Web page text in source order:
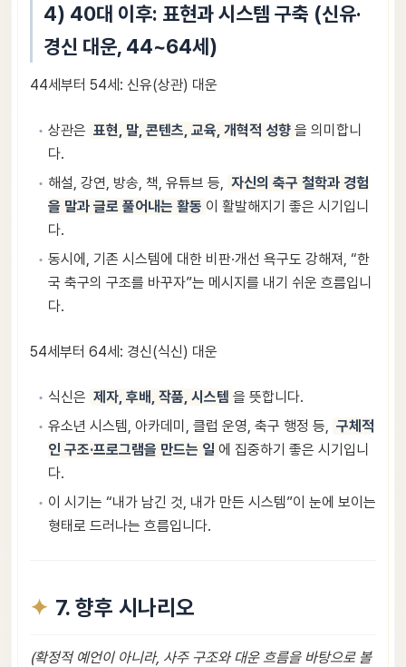
4) 40대 이후: 표현과 시스템 구축 (신유·
경신 대운, 44~64세)
44세부터 54세: 신유(상관) 대운
상관은 표현, 말, 콘텐츠, 교육, 개혁적 성향 을 의미합니
다.
해설, 강연, 방송, 책, 유튜브 등, 자신의 축구 철학과 경험
을 말과 글로 풀어내는 활동 이 활발해지기 좋은 시기입니
다.
동시에, 기존 시스템에 대한 비판·개선 욕구도 강해져, “한
국 축구의 구조를 바꾸자”는 메시지를 내기 쉬운 흐름입니
다.
54세부터 64세: 경신(식신) 대운
식신은 제자, 후배, 작품, 시스템 을 뜻합니다.
유소년 시스템, 아카데미, 클럽 운영, 축구 행정 등, 구체적
인 구조·프로그램을 만드는 일 에 집중하기 좋은 시기입니
다.
이 시기는 “내가 남긴 것, 내가 만든 시스템”이 눈에 보이는
형태로 드러나는 흐름입니다.
7. 향후 시나리오
(확정적 예언이 아니라, 사주 구조와 대운 흐름을 바탕으로 볼